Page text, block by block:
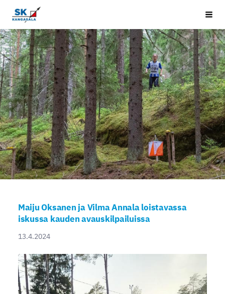
Siirry
sivun
sisältöön
Kangasala SK
Maiju Oksanen ja Vilma Annala loistavassa
iskussa kauden avauskilpailuissa
13.4.2024